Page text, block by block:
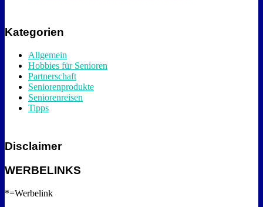
Kategorien
Allgemein
Hobbies für Senioren
Partnerschaft
Seniorenprodukte
Seniorenreisen
Tipps
Disclaimer
WERBELINKS
*=Werbelink